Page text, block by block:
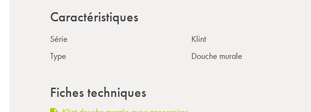
Caractéristiques
Série
Klint
Type
Douche murale
Fiches techniques